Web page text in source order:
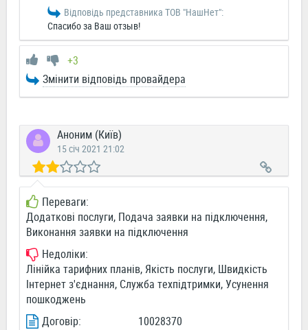
Відповідь представника ТОВ "НашНет":
Спасибо за Ваш отзыв!
+3
Змінити відповідь провайдера
Аноним (Київ)
15 січ 2021 21:02
Переваги:
Додаткові послуги, Подача заявки на підключення,
Виконання заявки на підключення
Недоліки:
Лінійка тарифних планів, Якість послуги, Швидкість
Інтернет з'єднання, Служба техпідтримки, Усунення
пошкоджень
Договір:
10028370